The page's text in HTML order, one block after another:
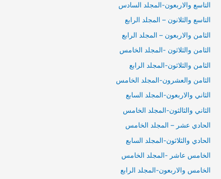
التاسع والاربعون-المجلد السادس
التاسع والثلانون – المجلد الرابع
الثامن والاربعون – المجلد الرابع
الثامن والثلاثون -المجلد الخامس
الثامن والثلاثون-المجلد الرابع
الثامن والعشرون-المجلد الخامس
الثاني والاربعون-المجلد السابع
الثاني والثالثون-المجلد الخامس
الحادي عشر – المجلد الخامس
الحادي والثلاثون-المجلد السابع
الخامس عاشر -المجلد الخامس
الخامس والاربعون-المجلد الرابع